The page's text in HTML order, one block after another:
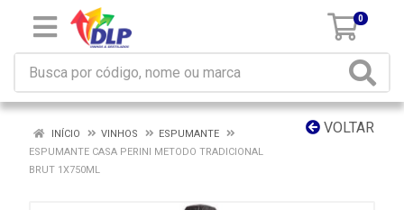
0
VOLTAR
INÍCIO VINHOS
ESPUMANTE
ESPUMANTE CASA PERINI METODO TRADICIONAL
BRUT 1X750ML